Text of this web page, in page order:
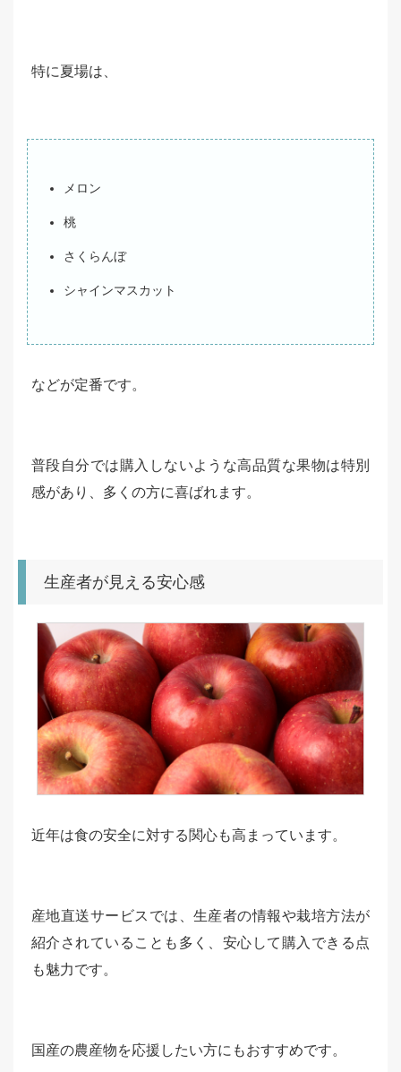
特に夏場は、
メロン
桃
さくらんぼ
シャインマスカット
などが定番です。
普段自分では購入しないような高品質な果物は特別
感があり、多くの方に喜ばれます。
生産者が見える安心感
近年は食の安全に対する関心も高まっています。
産地直送サービスでは、生産者の情報や栽培方法が
紹介されていることも多く、安心して購入できる点
も魅力です。
国産の農産物を応援したい方にもおすすめです。